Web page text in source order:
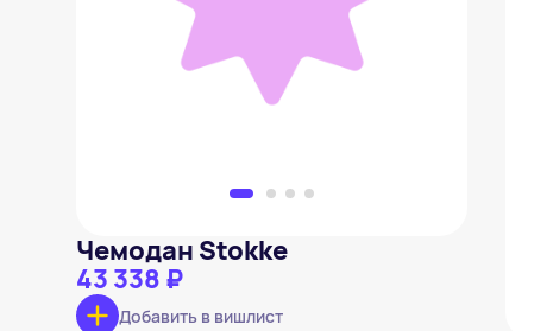
Чемодан Stokke
43 338 ₽
Добавить в вишлист